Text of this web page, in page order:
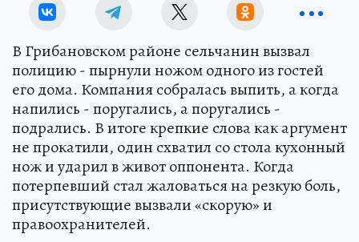
В Грибановском районе сельчанин вызвал
полицию - пырнули ножом одного из гостей
его дома. Компания собралась выпить, а когда
напились - поругались, а поругались -
подрались. В итоге крепкие слова как аргумент
не прокатили, один схватил со стола кухонный
нож и ударил в живот оппонента. Когда
потерпевший стал жаловаться на резкую боль,
присутствующие вызвали «скорую» и
правоохранителей.